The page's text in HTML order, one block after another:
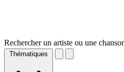
Rechercher un artiste ou une
Thématiques